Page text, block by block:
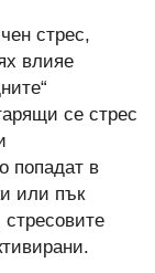
стрес,
влияе
се стрес
попадат в
или пък